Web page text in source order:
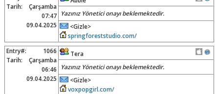
Tarih:
Çarşamba
07:47
09.04.2025
Yazınız Yönetici onayı beklemektedir.
<Gizle>
springforeststudio.com/
Entry#:
1066
Tarih:
Çarşamba
06:46
09.04.2025
Tera
Yazınız Yönetici onayı beklemektedir.
<Gizle>
voxpopgirl.com/